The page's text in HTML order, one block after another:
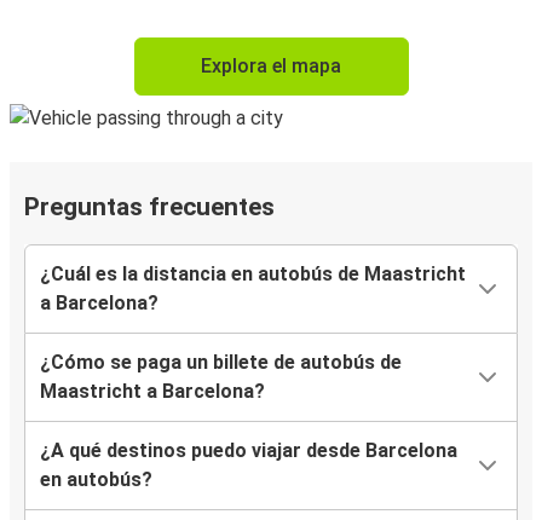
Explora el mapa
Preguntas frecuentes
¿Cuál es la distancia en autobús de Maastricht
a Barcelona?
¿Cómo se paga un billete de autobús de
Maastricht a Barcelona?
¿A qué destinos puedo viajar desde Barcelona
en autobús?